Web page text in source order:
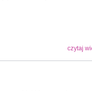
czytaj